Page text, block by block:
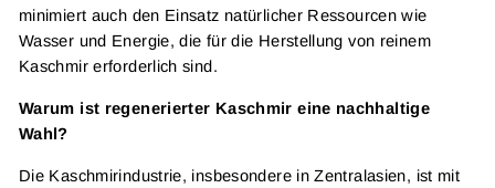
minimiert auch den Einsatz natürlicher Ressourcen wie
Wasser und Energie, die für die Herstellung von reinem
Kaschmir erforderlich sind.
Warum ist regenerierter Kaschmir eine nachhaltige
Wahl?
Die Kaschmirindustrie, insbesondere in Zentralasien, ist mit